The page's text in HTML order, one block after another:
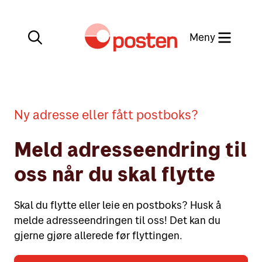
Lukk
Meny
Min side
English
Ny adresse eller fått postboks?
Meld adresseendring til
oss når du skal flytte
Skal du flytte eller leie en postboks? Husk å
melde adresseendringen til oss! Det kan du
gjerne gjøre allerede før flyttingen.